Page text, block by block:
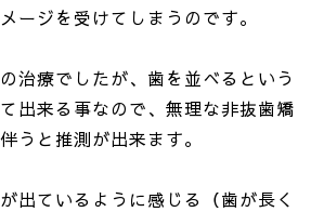
ージを受けてしまうのです。
治療でしたが、歯を並べるという
出来る事なので、無理な非抜歯矯
うと推測が出来ます。
出ているように感じる（歯が長く